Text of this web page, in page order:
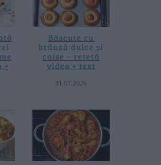
+
Băscuțe cu
brânză dulce și
caise – rețetă
video + text
31.07.2026